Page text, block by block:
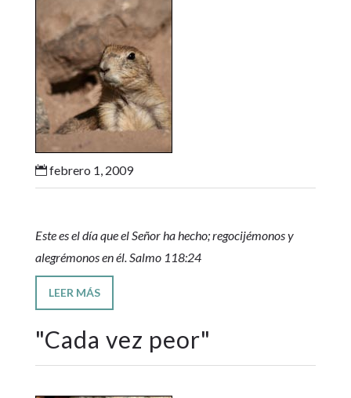
febrero 1, 2009
Este es el día que el Señor ha hecho; regocijémonos y
alegrémonos en él. Salmo 118:24
LEER MÁS
"Cada vez peor"